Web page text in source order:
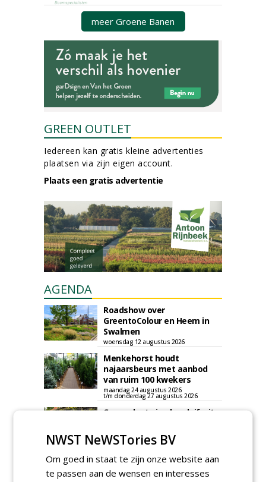
meer Groene Banen
GREEN OUTLET
Iedereen kan gratis kleine advertenties
plaatsen via zijn eigen account.
Plaats een gratis advertentie
AGENDA
Roadshow over
GreentoColour en Heem in
Swalmen
woensdag 12 augustus 2026
Menkehorst houdt
najaarsbeurs met aanbod
van ruim 100 kwekers
maandag 24 augustus 2026
t/m donderdag 27 augustus 2026
Cursus laat zien hoe leifruit
woensdag 26 augustus 2026
Vakdag 'All About Annuals'
zet eenjarige planten
centraal in Appeltern
NWST NeWSTories BV
Om goed in staat te zijn onze website aan
te passen aan de wensen en interesses